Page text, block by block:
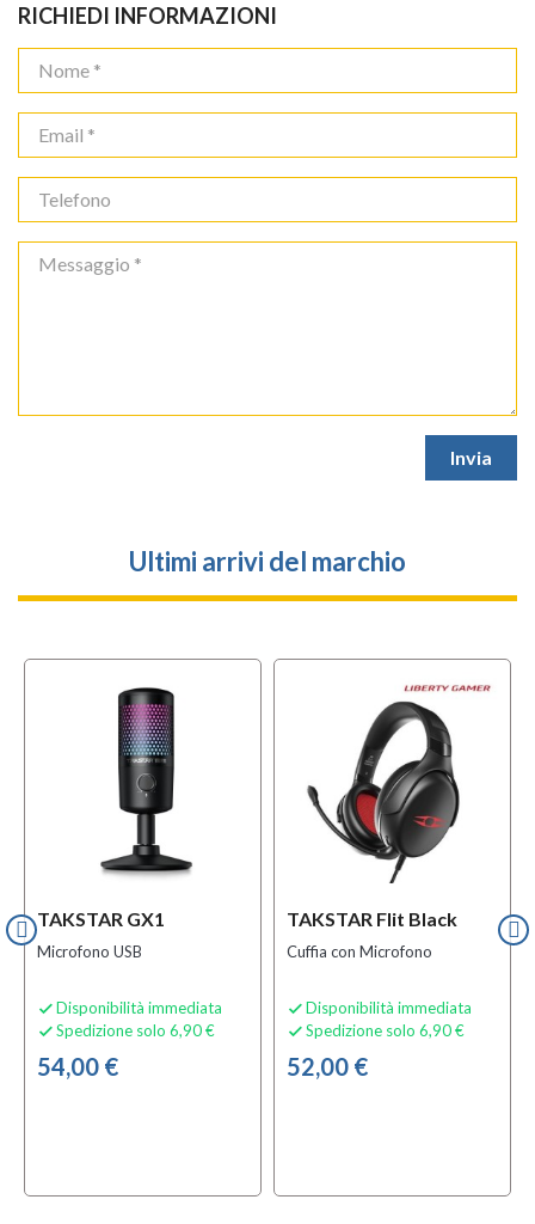
RICHIEDI INFORMAZIONI
Ultimi arrivi del marchio
TAKSTAR GX1
Microfono USB
 Disponibilità immediata
 Spedizione solo 6,90 €
54,00 €
TAKSTAR Flit Black
Cuffia con Microfono
 Disponibilità immediata
 Spedizione solo 6,90 €
52,00 €